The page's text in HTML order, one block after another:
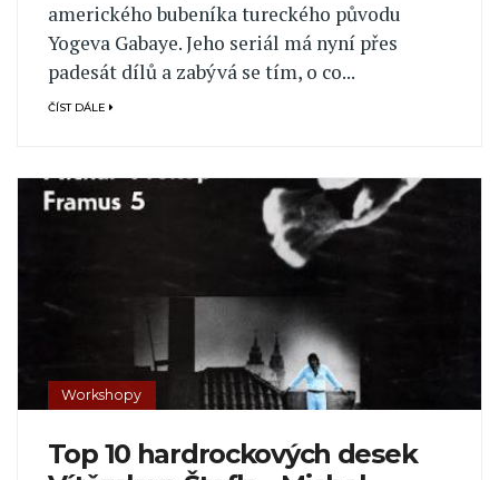
amerického bubeníka tureckého původu
Yogeva Gabaye. Jeho seriál má nyní přes
padesát dílů a zabývá se tím, o co...
ČÍST DÁLE
Workshopy
Top 10 hardrockových desek